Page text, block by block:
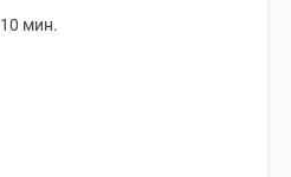
10 мин.